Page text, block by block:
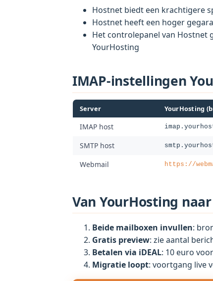
Hostnet biedt een krachtigere
Hostnet heeft een hoger
Het controlepanel van Hostnet
YourHosting
IMAP-instellingen
Server YourHosting
IMAP host
SMTP host
Webmail https://
Van YourHosting
Beide mailboxen invullen:
Gratis preview: zie aantal
Betalen via iDEAL: 10 euro
Migratie loopt: voortgang live